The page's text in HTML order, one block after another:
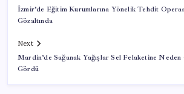
İzmir’de Eğitim Kurumlarına Yönelik Tehdit
Gözaltında
Next
Mardin’de Sağanak Yağışlar Sel Felaketine
Gördü